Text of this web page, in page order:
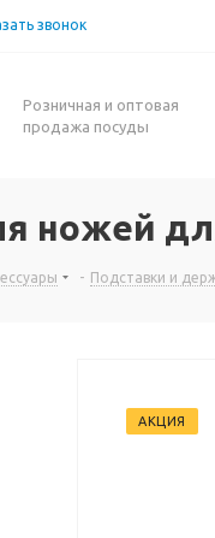
звонок
Розничная и оптовая
продажа посуды
ножей
- Подставки и
АКЦИЯ